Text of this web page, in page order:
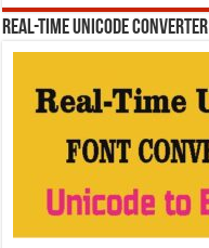
REAL-TIME UNICODE CONVERTER